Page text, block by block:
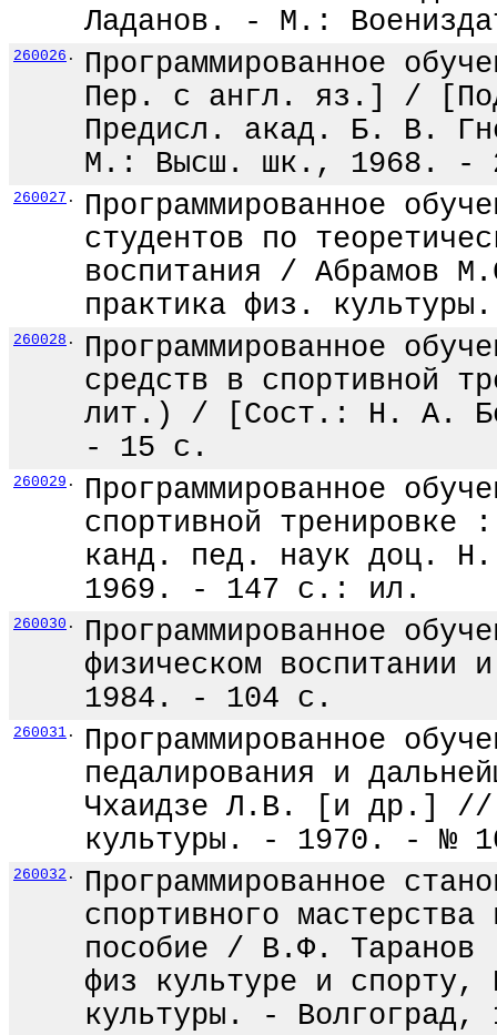
Ладанов. - М.:
260026 .
Программированное
Пер. с англ. яз.] /
Предисл. акад. Б. В.
М.: Высш. шк., 1968. -
260027 .
Программированное
студентов по
воспитания /
практика физ.
260028 .
Программированное
средств в спортивной
лит.) / [Сост.: Н. А.
- 15 с.
260029 .
Программированное
спортивной
канд. пед. наук доц.
1969. - 147 с.: ил.
260030 .
Программированное
физическом
1984. - 104 с.
260031 .
Программированное
педалирования и
Чхаидзе Л.В. [и др.] //
культуры. - 1970. - №
260032 .
Программированное
спортивного
пособие / В.Ф.
физ культуре и
культуры. -